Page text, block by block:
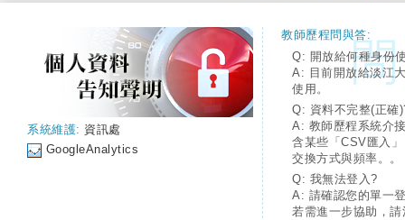
系統維護: 資訊處
GoogleAnalytics
教師歷程問與答:
Q: 開放給何種身份
A: 目前開放給淡江
使用。
Q: 資料不完整(正確
A: 教師歷程系統介
含某些「CSV匯入
交換方式與頻率。。
Q: 我無法登入?
A: 請確認您的單一
若需進一步協助，